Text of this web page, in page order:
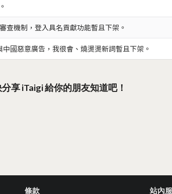
查機制，登入具名貢獻功能暫且下架。
國惡意廣告，我很會、燒燙燙新詞暫且下架。
享 iTaigi 給你的朋友知道吧！
條款 站內